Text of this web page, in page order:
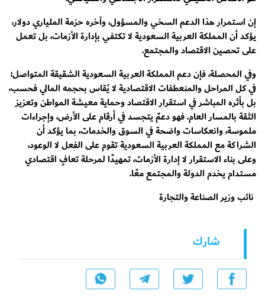
إن استمرار هذا الدعم السخي والمسؤول، وآخره حزمة الملياري دولار،
يؤكد أن المملكة العربية السعودية لا تكتفي بإدارة الأزمات، بل تعمل
على تحصين الاقتصاد والمجتمع.
وفي المحصلة، فإن دعم المملكة العربية السعودية الشقيقة المتواصل؛
في كل المراحل والمنعطفات الاقتصادية لا يُقاس بحجمه المالي فحسب،
بل بأثره المباشر في استقرار الاقتصاد وحماية معيشة المواطن وتعزيز
الثقة بالمسار العام. فهو دعمٌ يتجسد في أرقام على الأرض، وإجراءات
ملموسة، وانعكاسات واضحة في السوق والخدمات، بما يؤكد أن
الشراكة مع المملكة العربية السعودية تقوم على الفعل لا الوعود،
وعلى بناء الاستقرار لا إدارة الأزمات، تمهيدًا لمرحلة تعافٍ اقتصادي
مستدام يخدم الدولة والمجتمع معًا.
نائب وزير الصناعة والتجارة
شارك